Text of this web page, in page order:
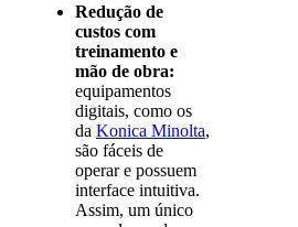
Redução de
custos com
treinamento e
mão de obra:
equipamentos
digitais, como os
da Konica Minolta,
são fáceis de
operar e possuem
interface intuitiva.
Assim, um único